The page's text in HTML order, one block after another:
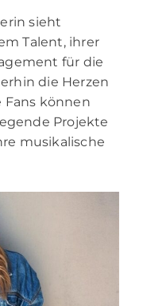
sieht
Talent, ihrer
für die
die Herzen
Fans können
Projekte
musikalische